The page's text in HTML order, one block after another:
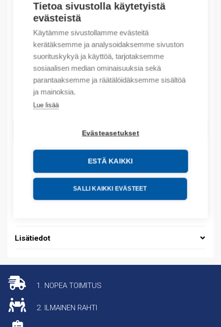
Tietoa sivustolla käytetyistä
evästeistä
Käytämme sivustollamme evästeitä
kerätäksemme ja analysoidaksemme sivuston
suorituskykyä ja käyttöä, tarjotaksemme
sosiaalisen median ominaisuuksia sekä
parantaaksemme ja räätälöidäksemme sisältöä
ja mainoksia.
Lue lisää
Evästeasetukset
ESTÄ KAIKKI
SALLI KAIKKI EVÄSTEET
Outlet – Erikoishinnat
(X) EWON COSY 141, IP ROUTER, MPI
364,04€/ myyntierä
Myyntierä sis. 1 kpl
Määrä
Määrä
LISÄÄ OSTOSKORIIN
Tuotekoodit
Tilauskoodi: EC5146000Q1
Lisätiedot
1. NOPEA TOIMITUS
2. ILMAINEN RAHTI